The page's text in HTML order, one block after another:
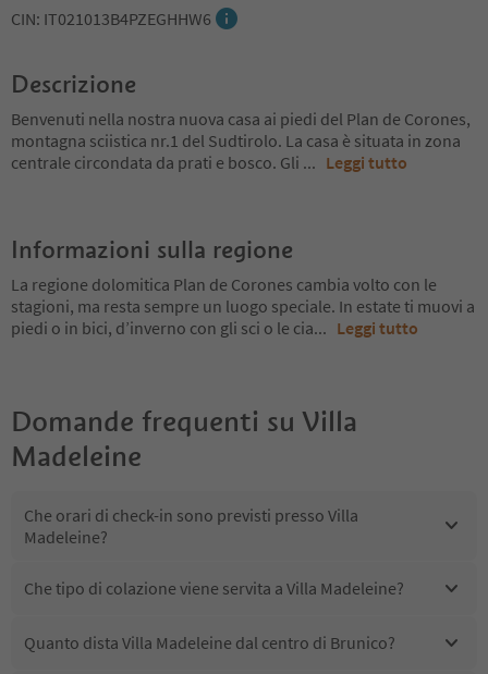
CIN: IT021013B4PZEGHHW6
Descrizione
Benvenuti nella nostra nuova casa ai piedi del Plan de Corones,
montagna sciistica nr.1 del Sudtirolo. La casa è situata in zona
centrale circondata da prati e bosco. Gli ... Leggi tutto
Informazioni sulla regione
La regione dolomitica Plan de Corones cambia volto con le
stagioni, ma resta sempre un luogo speciale. In estate ti muovi a
piedi o in bici, d’inverno con gli sci o le cia... Leggi tutto
Domande frequenti su Villa
Madeleine
Che orari di check-in sono previsti presso Villa
Madeleine?
Che tipo di colazione viene servita a Villa Madeleine?
Quanto dista Villa Madeleine dal centro di Brunico?